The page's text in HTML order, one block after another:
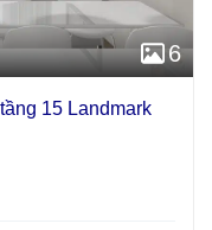
6
15 Landmark